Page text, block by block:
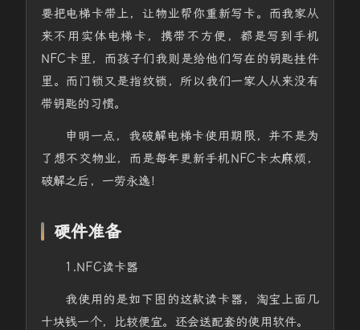
要把电梯卡带上，让物业帮你重新写卡。而我家从
来不用实体电梯卡，携带不方便，都是写到手机
NFC卡里，而孩子们我则是给他们写在的钥匙挂件
里。而门锁又是指纹锁，所以我们一家人从来没有
带钥匙的习惯。
申明一点，我破解电梯卡使用期限，并不是为
了想不交物业，而是每年更新手机NFC卡太麻烦，
破解之后，一劳永逸！
硬件准备
1.NFC读卡器
我使用的是如下图的这款读卡器，淘宝上面几
十块钱一个，比较便宜。还会送配套的使用软件。